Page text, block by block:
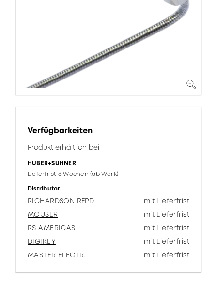
Verfügbarkeiten
Produkt erhältlich bei:
HUBER+SUHNER
Lieferfrist 8 Wochen (ab Werk)
Distributor
RICHARDSON RFPD
mit Lieferfrist
MOUSER
mit Lieferfrist
RS AMERICAS
mit Lieferfrist
DIGIKEY
mit Lieferfrist
MASTER ELECTR.
mit Lieferfrist